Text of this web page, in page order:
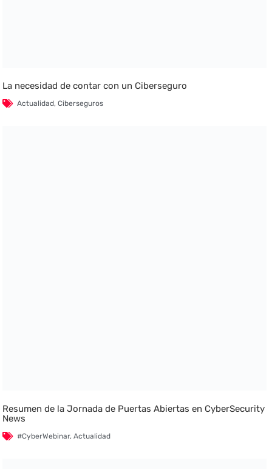
La necesidad de contar con un Ciberseguro
Actualidad,Ciberseguros
Resumen de la Jornada de Puertas Abiertas en CyberSecurity
News
#CyberWebinar,Actualidad